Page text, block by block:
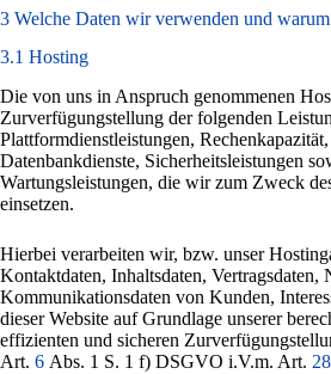
3 Welche Daten wir verwenden und warum
3.1 Hosting
Die von uns in Anspruch genommenen
Zurverfügungstellung der folgenden
Plattformdienstleistungen,
Datenbankdienste, Sicherheitsleistungen
Wartungsleistungen, die wir zum Zweck
einsetzen.
Hierbei verarbeiten wir, bzw. unser
Kontaktdaten, Inhaltsdaten, Vertragsdaten,
Kommunikationsdaten von Kunden,
dieser Website auf Grundlage unserer
effizienten und sicheren
Art. 6 Abs. 1 S. 1 f) DSGVO i.V.m. Art. 28